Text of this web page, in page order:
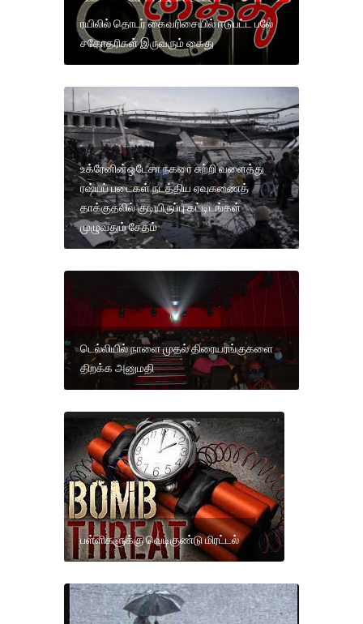
ரயிலில் தொடர் கைவரிசையில் ஈடுபட்ட பலே
சகோதரிகள் இருவரும் கைது
உக்ரேனின்ஒடேசா நகரை சுற்றி வளைத்து
ரஷ்யப் படைகள் நடத்திய ஏவுகணைத்
தாக்குதலில் குடியிருப்பு கட்டிடங்கள்
முழுவதும் சேதம்
டெல்லியில் நாளை முதல் திரையரங்குகளை
திறக்க அனுமதி
பள்ளிகளுக்கு வெடிகுண்டு மிரட்டல்